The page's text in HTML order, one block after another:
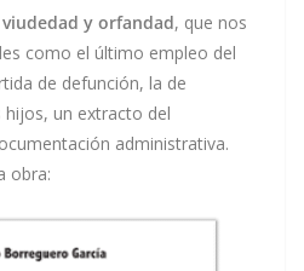
y orfandad, que nos
como el último empleo del
de defunción, la de
un extracto del
administrativa.
obra: